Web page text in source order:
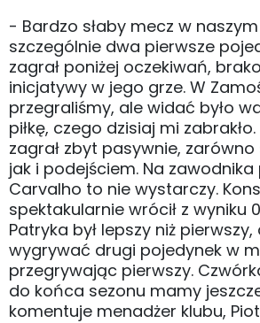
- Bardzo słaby mecz w
szczególnie dwa pierwsze
zagrał poniżej oczekiwań,
inicjatywy w jego grze. W
przegraliśmy, ale widać było
piłkę, czego dzisiaj mi
zagrał zbyt pasywnie,
jak i podejściem. Na zawodnika
Carvalho to nie wystarczy.
spektakularnie wrócił z wyniku
Patryka był lepszy niż
wygrywać drugi pojedynek w
przegrywając pierwszy.
do końca sezonu mamy
komentuje menadżer klubu,